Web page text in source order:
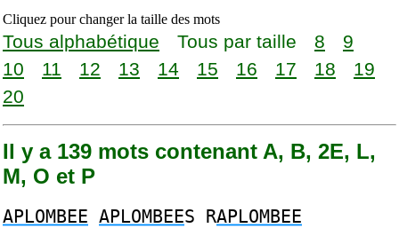
Cliquez pour changer la taille des mots
Tous alphabétique Tous par taille 8
9
10
11 12 13 14 15 16 17 18
19
20
Il y a 139 mots contenant A, B, 2E, L,
M, O et P
APLOMBEE APLOMBEES RAPLOMBEE